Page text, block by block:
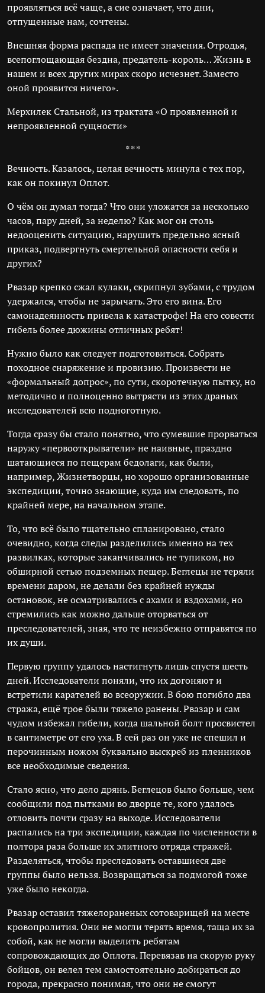
проявляться всё чаще, а сие означает, что дни,
отпущенные нам, сочтены.
Внешняя форма распада не имеет значения. Отродья,
всепоглощающая бездна, предатель-король… Жизнь в
нашем и всех других мирах скоро исчезнет. Заместо
оной проявится ничего».
Мерхилек Стальной, из трактата «О проявленной и
непроявленной сущности»
* * *
Вечность. Казалось, целая вечность минула с тех пор,
как он покинул Оплот.
О чём он думал тогда? Что они уложатся за несколько
часов, пару дней, за неделю? Как мог он столь
недооценить ситуацию, нарушить предельно ясный
приказ, подвергнуть смертельной опасности себя и
других?
Рвазар крепко сжал кулаки, скрипнул зубами, с трудом
удержался, чтобы не зарычать. Это его вина. Его
самонадеянность привела к катастрофе! На его совести
гибель более дюжины отличных ребят!
Нужно было как следует подготовиться. Собрать
походное снаряжение и провизию. Произвести не
«формальный допрос», по сути, скоротечную пытку, но
методично и полноценно вытрясти из этих драных
исследователей всю подноготную.
Тогда сразу бы стало понятно, что сумевшие прорваться
наружу «первооткрыватели» не наивные, праздно
шатающиеся по пещерам бедолаги, как были,
например, Жизнетворцы, но хорошо организованные
экспедиции, точно знающие, куда им следовать, по
крайней мере, на начальном этапе.
То, что всё было тщательно спланировано, стало
очевидно, когда следы разделились именно на тех
развилках, которые заканчивались не тупиком, но
обширной сетью подземных пещер. Беглецы не теряли
времени даром, не делали без крайней нужды
остановок, не осматривались с ахами и вздохами, но
стремились как можно дальше оторваться от
преследователей, зная, что те неизбежно отправятся по
их души.
Первую группу удалось настигнуть лишь спустя шесть
дней. Исследователи поняли, что их догоняют и
встретили карателей во всеоружии. В бою погибло два
стража, ещё трое были тяжело ранены. Рвазар и сам
чудом избежал гибели, когда шальной болт просвистел
в сантиметре от его уха. В сей раз он уже не спешил и
перочинным ножом буквально выскреб из пленников
все необходимые сведения.
Стало ясно, что дело дрянь. Беглецов было больше, чем
сообщили под пытками во дворце те, кого удалось
отловить почти сразу на выходе. Исследователи
распались на три экспедиции, каждая по численности в
полтора раза больше их элитного отряда стражей.
Разделяться, чтобы преследовать оставшиеся две
группы было нельзя. Возвращаться за подмогой тоже
уже было некогда.
Рвазар оставил тяжелораненых сотоварищей на месте
кровопролития. Они не могли терять время, таща их за
собой, как не могли выделить ребятам
сопровождающих до Оплота. Перевязав на скорую руку
бойцов, он велел тем самостоятельно добираться до
города, прекрасно понимая, что они не смогут